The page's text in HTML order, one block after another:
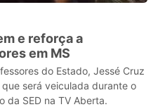
e reforça a
em MS
do Estado, Jessé Cruz
será veiculada durante o
da SED na TV Aberta.